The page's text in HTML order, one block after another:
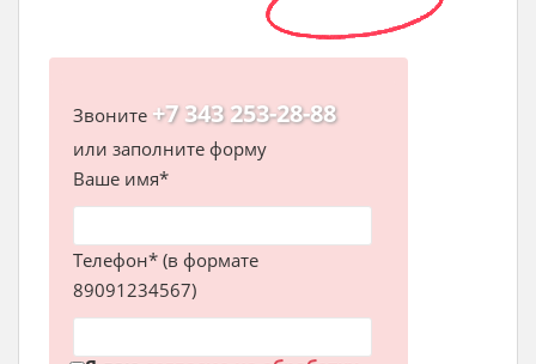
Звоните +7 343 253-28-88
или заполните форму
Ваше имя*
Телефон* (в формате
89091234567)